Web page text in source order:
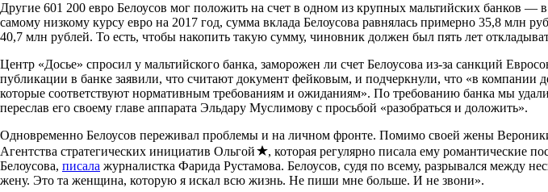
Другие 601 200 евро Белоусов мог положить на счет в одном из крупных мальтийских банков —
самому низкому курсу евро на 2017 год, сумма вклада Белоусова равнялась примерно 35,8 млн
40,7 млн рублей. То есть, чтобы накопить такую сумму, чиновник должен был пять лет
Центр «Досье» спросил у мальтийского банка, заморожен ли счет Белоусова из-за санкций
публикации в банке заявили, что считают документ фейковым, и подчеркнули, что «в
которые соответствуют нормативным требованиям и ожиданиям». По требованию банка мы
переслав его своему главе аппарата Эльдару Муслимову с просьбой «разобраться и доложить».
Одновременно Белоусов переживал проблемы и на личном фронте. Помимо своей жены
Агентства стратегических инициатив Ольгой
, которая регулярно писала ему романтические
Белоусова, писала журналистка Фарида Рустамова. Белоусов, судя по всему, разрывался
жену. Это та женщина, которую я искал всю жизнь. Не пиши мне больше. И не звони».